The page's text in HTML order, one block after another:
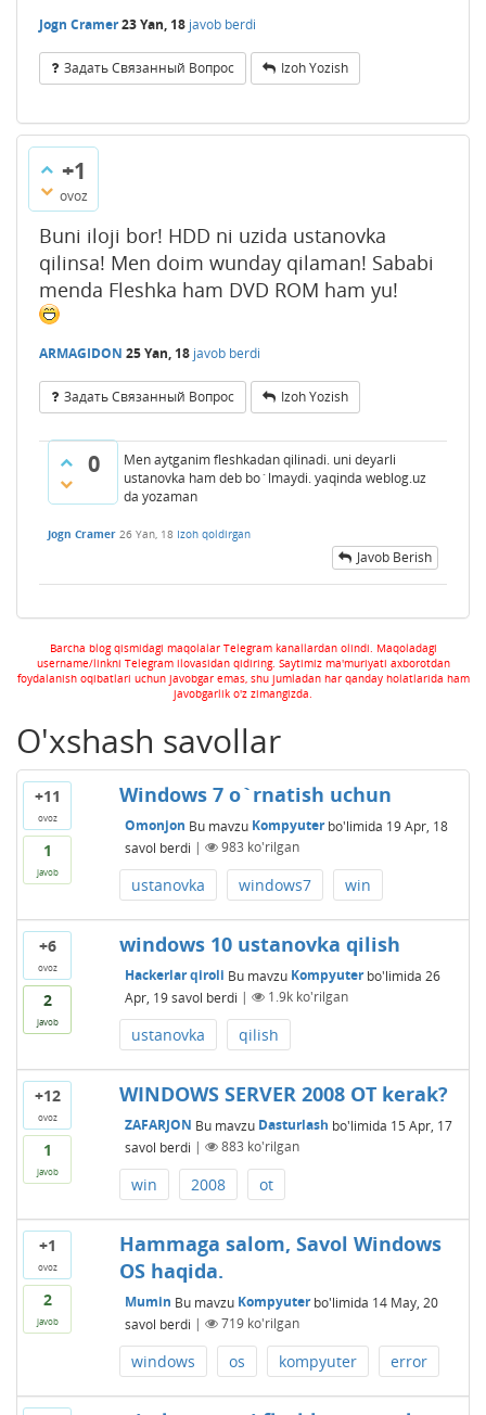
Jogn Cramer23 Yan, 18 javob berdi
Задать Связанный Вопрос Izoh Yozish
+1
ovoz
Buni iloji bor! HDD ni uzida ustanovka
qilinsa! Men doim wunday qilaman! Sababi
menda Fleshka ham DVD ROM ham yu!
ARMAGIDON 25 Yan, 18 javob berdi
Задать Связанный Вопрос Izoh Yozish
0
Men aytganim fleshkadan qilinadi. uni deyarli
ustanovka ham deb bo`lmaydi. yaqinda weblog.uz
da yozaman
Jogn Cramer 26 Yan, 18 Izoh qoldirgan
Javob Berish
Barcha blog qismidagi maqolalar Telegram kanallardan olindi. Maqoladagi
username/linkni Telegram ilovasidan qidiring. Saytimiz ma'muriyati axborotdan
foydalanish oqibatlari uchun javobgar emas, shu jumladan har qanday holatlarida ham
javobgarlik o'z zimangizda.
O'xshash savollar
+11
ovoz
1
javob
Windows 7 o`rnatish uchun
Omonjon Bu mavzu Kompyuterbo'limida 19 Apr, 18
savol berdi | 983 ko'rilgan
ustanovka windows7 win
+6
ovoz
2
javob
windows 10 ustanovka qilish
Hackerlar qiroli Bu mavzu Kompyuterbo'limida 26
Apr, 19 savol berdi | 1.9kko'rilgan
ustanovka qilish
+12
ovoz
1
javob
WINDOWS SERVER 2008 OT kerak?
ZAFARJON Bu mavzu Dasturlash bo'limida 15 Apr, 17
savol berdi | 883 ko'rilgan
win 2008 ot
+1
ovoz
2
javob
Hammaga salom, Savol Windows
OS haqida.
Mumin Bu mavzu Kompyuterbo'limida 14 May, 20
savol berdi | 719ko'rilgan
windows os kompyuter error